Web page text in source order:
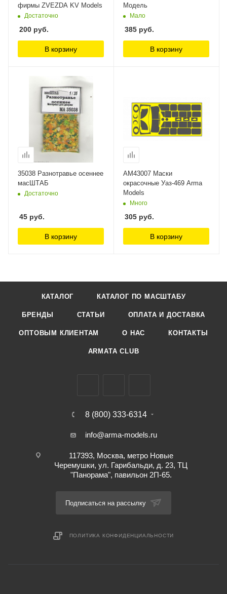
фирмы ZVEZDA KV Models
Достаточно
200 руб.
В корзину
Модель
Мало
385 руб.
В корзину
35038 Разнотравье осеннее
масШТАБ
Достаточно
45 руб.
В корзину
AM43007 Маски
окрасочные Уаз-469 Arma
Models
Много
305 руб.
В корзину
КАТАЛОГ КАТАЛОГ ПО МАСШТАБУ
БРЕНДЫ СТАТЬИ ОПЛАТА И ДОСТАВКА
ОПТОВЫМ КЛИЕНТАМ О НАС КОНТАКТЫ
ARMATA CLUB
8 (800) 333-6314
info@arma-models.ru
117393, Москва, метро Новые
Черемушки, ул. Гарибальди, д. 23, ТЦ
"Панорама", павильон 2П-65.
Подписаться на рассылку
ПОЛИТИКА КОНФИДЕНЦИАЛЬНОСТИ